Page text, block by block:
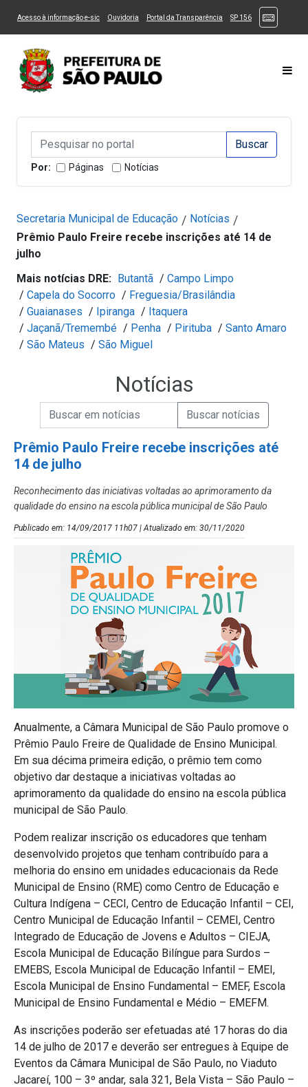
Ir ao Conteúdo Ir para menu principal Ir para busca 3
Alternar Alto Contraste
Acesso à informação e-sic(Link para um novo sítio)
Ouvidoria (Link para um novo sítio)
Portal da Transparência (Link para um novo sítio)
SP 156(Link para um
Campo de Busca de informações
Campo de Busca de informações Enviar a Busca
Por: Páginas Notícias
Secretaria Municipal de Educação / Notícias /
Prêmio Paulo Freire recebe inscrições até 14 de
julho
Mais notícias DRE: Butantã / Campo Limpo
/ Capela do Socorro / Freguesia/Brasilândia
/ Guaianases / Ipiranga / Itaquera
/ Jaçanã/Tremembé / Penha / Pirituba / Santo Amaro
/ São Mateus / São Miguel
Notícias
Campo de Busca de Notícias
Campo de Busca de informaçõesEnviar a Busca de Notícias
Prêmio Paulo Freire recebe inscrições até
14 de julho
Reconhecimento das iniciativas voltadas ao aprimoramento da
qualidade do ensino na escola pública municipal de São Paulo
Publicado em: 14/09/2017 11h07 | Atualizado em: 30/11/2020
Anualmente, a Câmara Municipal de São Paulo promove o
Prêmio Paulo Freire de Qualidade de Ensino Municipal.
Em sua décima primeira edição, o prêmio tem como
objetivo dar destaque a iniciativas voltadas ao
aprimoramento da qualidade do ensino na escola pública
municipal de São Paulo.
Podem realizar inscrição os educadores que tenham
desenvolvido projetos que tenham contribuído para a
melhoria do ensino em unidades educacionais da Rede
Municipal de Ensino (RME) como Centro de Educação e
Cultura Indígena – CECI, Centro de Educação Infantil – CEI,
Centro Municipal de Educação Infantil – CEMEI, Centro
Integrado de Educação de Jovens e Adultos – CIEJA,
Escola Municipal de Educação Bilíngue para Surdos –
EMEBS, Escola Municipal de Educação Infantil – EMEI,
Escola Municipal de Ensino Fundamental – EMEF, Escola
Municipal de Ensino Fundamental e Médio – EMEFM.
As inscrições poderão ser efetuadas até 17 horas do dia
14 de julho de 2017 e deverão ser entregues à Equipe de
Eventos da Câmara Municipal de São Paulo, no Viaduto
Jacareí, 100 – 3º andar, sala 321, Bela Vista – São Paulo –